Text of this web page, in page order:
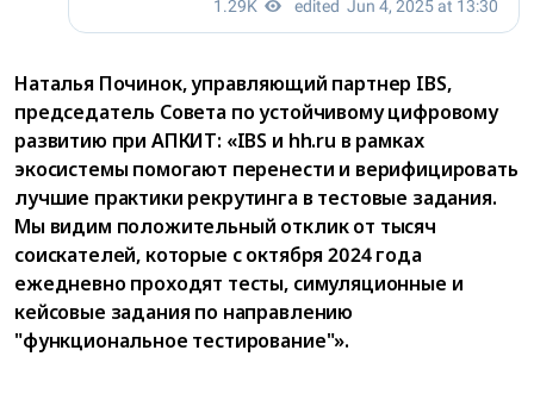
Наталья Починок, управляющий партнер IBS,
председатель Совета по устойчивому цифровому
развитию при АПКИТ: «IBS и hh.ru в рамках
экосистемы помогают перенести и верифицировать
лучшие практики рекрутинга в тестовые задания.
Мы видим положительный отклик от тысяч
соискателей, которые с октября 2024 года
ежедневно проходят тесты, симуляционные и
кейсовые задания по направлению
"функциональное тестирование"».